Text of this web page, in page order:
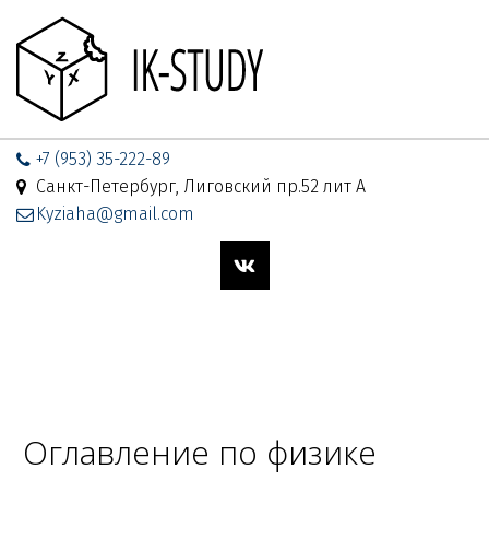
+7 (953) 35-222-89
Санкт-Петербург, Лиговский пр.52 лит А
Kyziaha@gmail.com
Оглавление по физике